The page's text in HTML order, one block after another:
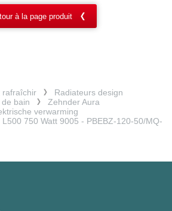
à la page produit
rafraîchir
Radiateurs design
bain
Zehnder Aura
verwarming
750 Watt 9005 - PBEBZ-120-50/MQ-